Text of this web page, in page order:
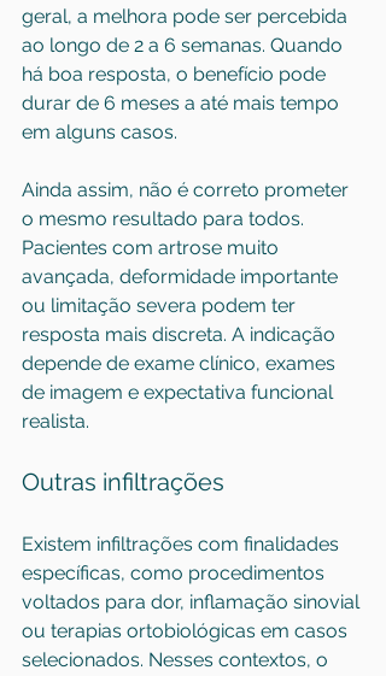
geral, a melhora pode ser percebida
ao longo de 2 a 6 semanas. Quando
há boa resposta, o benefício pode
durar de 6 meses a até mais tempo
em alguns casos.
Ainda assim, não é correto prometer
o mesmo resultado para todos.
Pacientes com artrose muito
avançada, deformidade importante
ou limitação severa podem ter
resposta mais discreta. A indicação
depende de exame clínico, exames
de imagem e expectativa funcional
realista.
Outras infiltrações
Existem infiltrações com finalidades
específicas, como procedimentos
voltados para dor, inflamação sinovial
ou terapias ortobiológicas em casos
selecionados. Nesses contextos, o